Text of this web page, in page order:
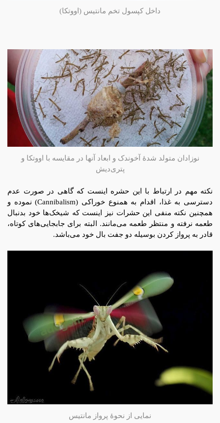
داخل کپسول تخم مانتیس (اووتکا)
نوزادان متولد شدۀ آخوندک و ابعاد آنها در مقایسه با اووتکا و
پتری‌دیش
نكته مهم در ارتباط با این حشره اینست كه گاهی در صورت عدم
دسترسی به غذا، اقدام به همنوع خوراكی (Cannibalism) نموده
و
همچنین نكته منفی این حشرات نیز اینست كه شیخک‌ها خود بدنبال
طعمه نرفته و منتظر طعمه می‌مانند. البته برای جابجایی‌های کوتاه،
قادر به پرواز کردن بوسیله دو جفت بال خود می‌باشد.
نمایی از نحوۀ پرواز مانتیس